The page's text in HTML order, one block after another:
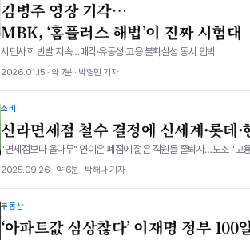
김병주 영장 기각…
MBK, ‘홈플러스 해법’이 진짜 시험대
시민사회 반발 지속…매각·유동성·고용 불확실성 동시 압박
2026.01.15 · 약 7분 · 박형민 기자
소비
신라면세점 철수 결정에 신세계·롯데·
"면세점보다 올다무" 연이은 폐점에 젊은 직원들 줄퇴사…노조 "고
2025.09.26 · 약 6분 · 박해나 기자
부동산
‘아파트값 심상찮다’ 이재명 정부